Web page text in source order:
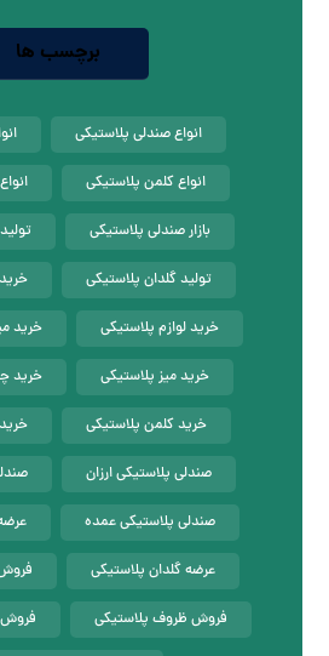
برچسب ها
انواع صندلی پلاستیکی
انواع کلمن پلاستیکی
بازار صندلی پلاستیکی
تولید گلدان پلاستیکی
خرید لوازم پلاستیکی خرید
خرید میز پلاستیکی خرید
خرید کلمن پلاستیکی
صندلی پلاستیکی ارزان
صندلی پلاستیکی عمده
عرضه گلدان پلاستیکی
فروش ظروف پلاستیکی فروش